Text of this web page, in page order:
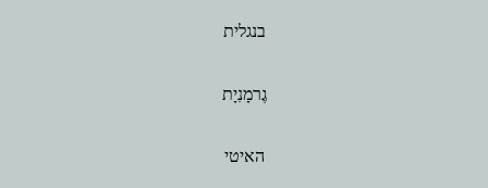
בנגלית
גֶרמָנִיָת
האיטי